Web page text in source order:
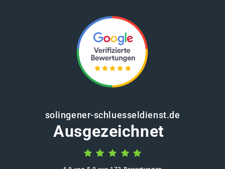
solingener-schluesseldienst.de
Ausgezeichnet